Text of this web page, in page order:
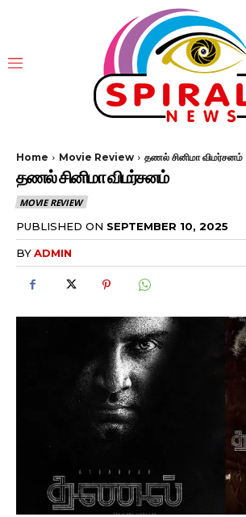
Home Movie Review தணல் சினிமா விமர்சனம்
தணல் சினிமா விமர்சனம்
MOVIE REVIEW
PUBLISHED ON SEPTEMBER 10, 2025
BYADMIN